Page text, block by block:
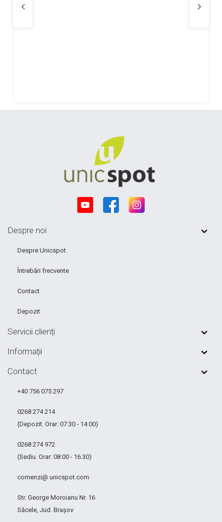
Despre noi
Despre Unicspot
Întrebări frecvente
Contact
Depozit
Servicii clienți
Informații
Contact
+40 756 075 297
0268 274 214
(Depozit. Orar: 07:30 - 14:00)
0268 274 972
(Sediu. Orar: 08:00 - 16.30)
comenzi@ unicspot.com
Str. George Moroianu Nr. 16
Săcele, Jud. Brașov